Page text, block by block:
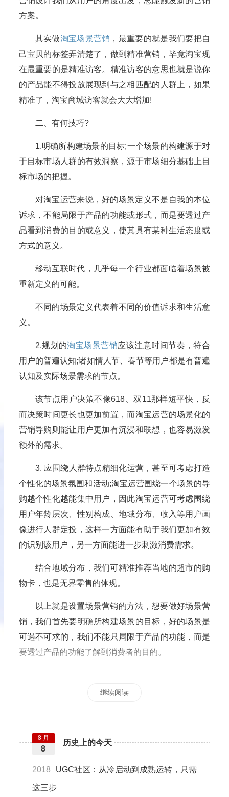
方案。
其实做淘宝场景营销 ，最重要的就是我们要把自
己宝贝的标签弄清楚了，做到精准营销，毕竟淘宝现
在最重要的是精准访客。精准访客的意思也就是说你
的产品能不得投放展现到与之相匹配的人群上，如果
精准了，淘宝商城访客就会大大增加!
二、有何技巧?
1.明确所构建场景的目标;一个场景的构建源于对
于目标市场人群的有效洞察，源于市场细分基础上目
标市场的把握。
对淘宝运营来说，好的场景定义不是自我的本位
诉求，不能局限于产品的功能或形式，而是要透过产
品看到消费的目的或意义，使其具有某种生活态度或
方式的意义。
移动互联时代，几乎每一个行业都面临着场景被
重新定义的可能。
不同的场景定义代表着不同的价值诉求和生活意
义。
2.规划的淘宝场景营销应该注意时间节奏，符合
用户的普遍认知;诸如情人节、春节等用户都是有普遍
认知及实际场景需求的节点。
该节点用户决策不像618、双11那样短平快，反
而决策时间更长也更加前置，而淘宝运营的场景化的
营销导购则能让用户更加有沉浸和联想，也容易激发
额外的需求。
3. 应围绕人群特点精细化运营，甚至可考虑打造
个性化的场景氛围和活动;淘宝运营围绕一个场景的导
购越个性化越能集中用户，因此淘宝运营可考虑围绕
用户年龄层次、性别构成、地域分布、收入等用户画
像进行人群定投，这样一方面能有助于我们更加有效
的识别该用户，另一方面能进一步刺激消费需求。
结合地域分布，我们可精准推荐当地的超市的购
物卡，也是无界零售的体现。
以上就是设置场景营销的方法，想要做好场景营
销，我们首先要明确所构建场景的目标，好的场景是
可遇不可求的，我们不能只局限于产品的功能，而是
要透过产品的功能了解到消费者的目的。
继续阅读
历史上的今天
8 月
8
2018 UGC社区：从冷启动到成熟运转，只需
这三步